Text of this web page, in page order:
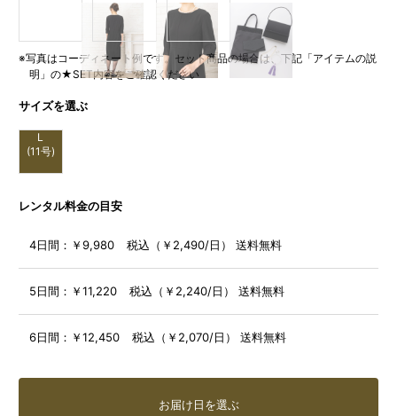
※写真はコーディネート例です。セット商品の場合は、下記「アイテムの説
明」の★SET内容をご確認ください
サイズを選ぶ
L
(11号)
レンタル料金の目安
4日間： ￥9,980 税込（￥2,490/日） 送料無料
5日間： ￥11,220 税込（￥2,240/日） 送料無料
6日間： ￥12,450 税込（￥2,070/日） 送料無料
お届け日を選ぶ